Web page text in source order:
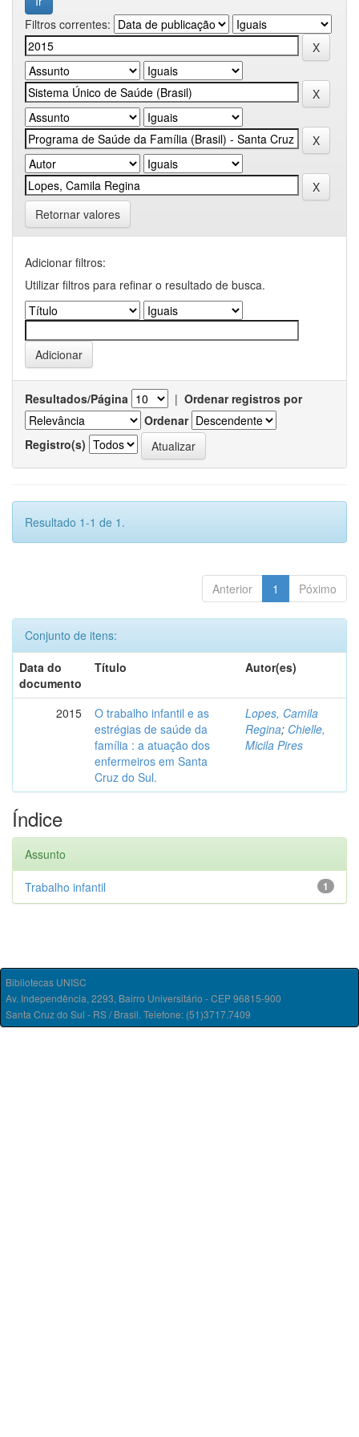
Filtros correntes:
Retornar valores
Adicionar filtros:
Utilizar filtros para refinar o resultado de busca.
Resultados/Página | Ordenar registros por
Ordenar
Registro(s)
Resultado 1-1 de 1.
Anterior 1 Póximo
Conjunto de itens:
Data do
documento
Título Autor(es)
2015
O trabalho infantil e as
estrégias de saúde da
família : a atuação dos
enfermeiros em Santa
Cruz do Sul.
Lopes, Camila
Regina; Chielle,
Micila Pires
Índice
Assunto
1
Trabalho infantil
Bibliotecas UNISC
Av. Independência, 2293, Bairro Universitário - CEP 96815-900
Santa Cruz do Sul - RS / Brasil. Telefone: (51)3717.7409